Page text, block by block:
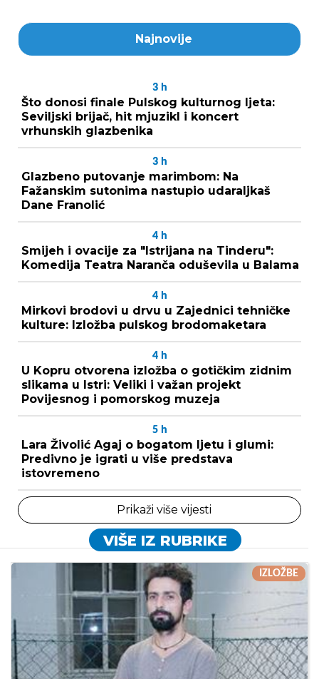
Najnovije
3 h
Što donosi finale Pulskog kulturnog ljeta:
Seviljski brijač, hit mjuzikl i koncert
vrhunskih glazbenika
3 h
Glazbeno putovanje marimbom: Na
Fažanskim sutonima nastupio udaraljkaš
Dane Franolić
4 h
Smijeh i ovacije za "Istrijana na Tinderu":
Komedija Teatra Naranča oduševila u Balama
4 h
Mirkovi brodovi u drvu u Zajednici tehničke
kulture: Izložba pulskog brodomaketara
4 h
U Kopru otvorena izložba o gotičkim zidnim
slikama u Istri: Veliki i važan projekt
Povijesnog i pomorskog muzeja
5 h
Lara Živolić Agaj o bogatom ljetu i glumi:
Predivno je igrati u više predstava
istovremeno
Prikaži više vijesti
VIŠE IZ RUBRIKE
IZLOŽBE